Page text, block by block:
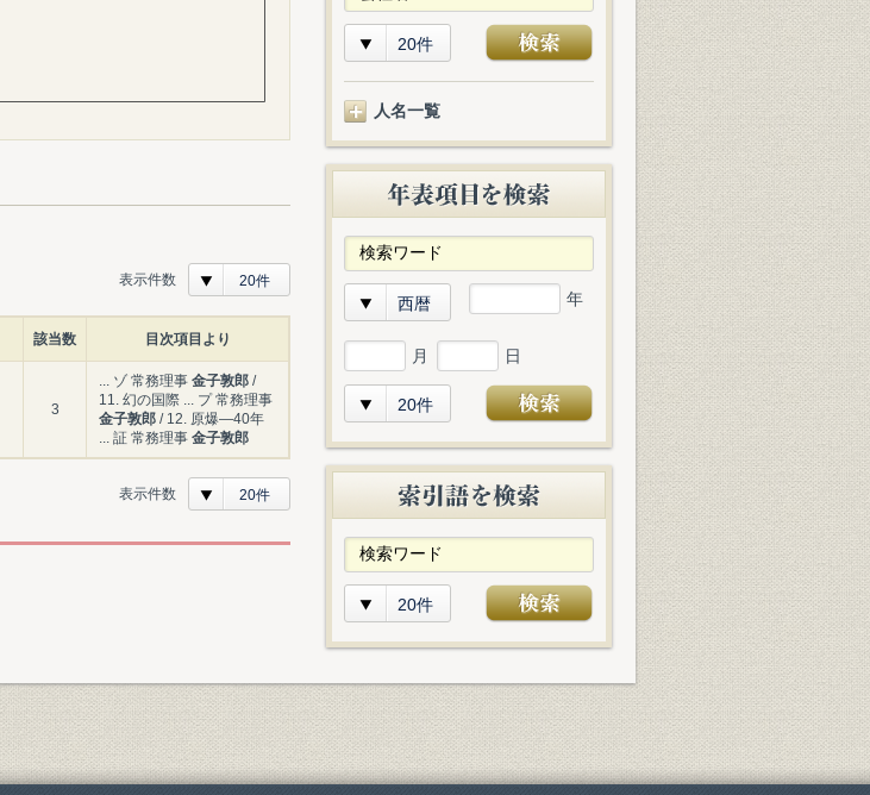
表示件数 20件
該当数 目次項目より
3
... ゾ 常務理事 金子敦郎 /
11. 幻の国際 ... プ 常務理事
金子敦郎 / 12. 原爆―40年
... 証 常務理事 金子敦郎
表示件数 20件
20件
人名一覧
西暦 年
月 日
20件
20件